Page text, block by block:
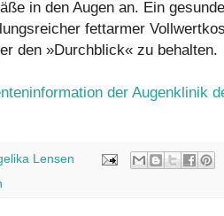
in den Augen an. Ein
fettarmer
den »Durchblick« zu behalten.
der Augenklinik
Lensen